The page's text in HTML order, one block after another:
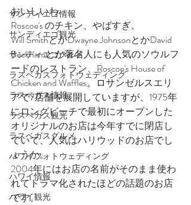
サンディエゴ情報
サンディエゴ観光
サンディエゴグルメ
ラスベガスフォトウェディング
ラスベガス情報
ラスベガス観光
ラスベガスグルメ
ハワイフォトウェディング
ハワイ情報
ハワイ観光
おいしいわ…
Roscoe's のチキン、やばすぎ。
Will SmithとかDwayne JohnsonとかDavid
Beckhamとか著名人にも人気のソウルフ
ードのレストラン、Roscoe's House of
Chicken and Waffles。ロサンゼルスエリ
アで7店舗を展開していますが、1975年
にロングビーチで最初にオープンした
オリジナルのお店は今年すでに閉店し
ていて、人気はハリウッドのお店でし
ょうか。
2004年にはお店の名前がそのまま使わ
れてドラマ化されたほどの話題のお店
です。